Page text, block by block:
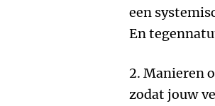
een
En
2. Manieren
zodat jouw